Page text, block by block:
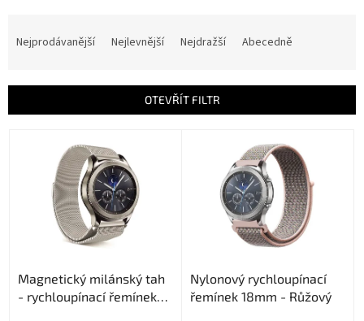
í
Nejprodávanější Nejlevnější Nejdražší Abecedně
OTEVŘÍT FILTR
Magnetický milánský tah
- rychloupínací řemínek
Nylonový rychloupínací
řemínek 18mm - Růžový